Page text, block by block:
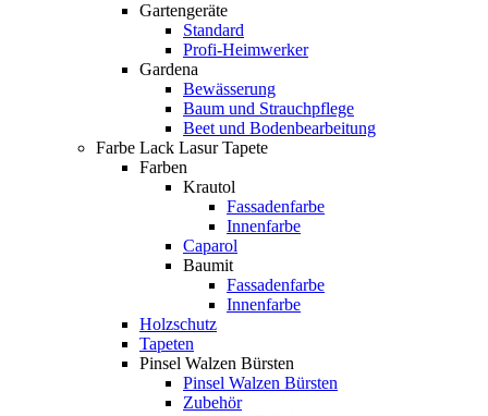
Gartengeräte
Standard
Profi-Heimwerker
Gardena
Bewässerung
Baum und Strauchpflege
Beet und Bodenbearbeitung
Farbe Lack Lasur Tapete
Farben
Krautol
Fassadenfarbe
Innenfarbe
Caparol
Baumit
Fassadenfarbe
Innenfarbe
Holzschutz
Tapeten
Pinsel Walzen Bürsten
Pinsel Walzen Bürsten
Zubehör